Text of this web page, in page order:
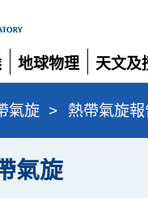
地球物理
展
開
天文及
展
開
氣旋 > 熱帶氣旋
氣旋